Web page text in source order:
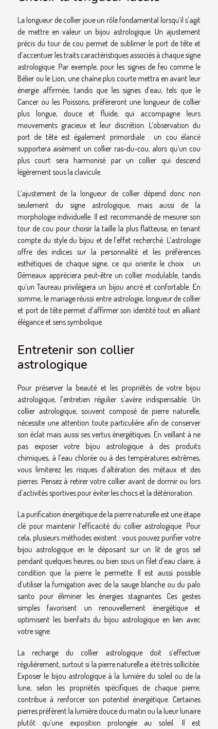
La longueur de collier joue un rôle fondamental lorsqu’il s’agit
de mettre en valeur un bijou astrologique. Un ajustement
précis du tour de cou permet de sublimer le port de tête et
d’accentuer les traits caractéristiques associés à chaque signe
astrologique. Par exemple, pour les signes de feu comme le
Bélier ou le Lion, une chaîne plus courte mettra en avant leur
énergie affirmée, tandis que les signes d’eau, tels que le
Cancer ou les Poissons, préféreront une longueur de collier
plus longue, douce et fluide, qui accompagne leurs
mouvements gracieux et leur discrétion. L’observation du
port de tête est également primordiale : un cou élancé
supportera aisément un collier ras-du-cou, alors qu’un cou
plus court sera harmonisé par un collier qui descend
légèrement sous la clavicule.
L’ajustement de la longueur de collier dépend donc non
seulement du signe astrologique, mais aussi de la
morphologie individuelle. Il est recommandé de mesurer son
tour de cou pour choisir la taille la plus flatteuse, en tenant
compte du style du bijou et de l’effet recherché. L’astrologie
offre des indices sur la personnalité et les préférences
esthétiques de chaque signe, ce qui oriente le choix : un
Gémeaux appréciera peut-être un collier modulable, tandis
qu’un Taureau privilégiera un bijou ancré et confortable. En
somme, le mariage réussi entre astrologie, longueur de collier
et port de tête permet d’affirmer son identité tout en alliant
élégance et sens symbolique.
Entretenir son collier
astrologique
Pour préserver la beauté et les propriétés de votre bijou
astrologique, l’entretien régulier s’avère indispensable. Un
collier astrologique, souvent composé de pierre naturelle,
nécessite une attention toute particulière afin de conserver
son éclat mais aussi ses vertus énergétiques. En veillant à ne
pas exposer votre bijou astrologique à des produits
chimiques, à l’eau chlorée ou à des températures extrêmes,
vous limiterez les risques d’altération des métaux et des
pierres. Pensez à retirer votre collier avant de dormir ou lors
d’activités sportives pour éviter les chocs et la détérioration.
La purification énergétique de la pierre naturelle est une étape
clé pour maintenir l’efficacité du collier astrologique. Pour
cela, plusieurs méthodes existent : vous pouvez purifier votre
bijou astrologique en le déposant sur un lit de gros sel
pendant quelques heures, ou bien sous un filet d’eau claire, à
condition que la pierre le permette. Il est aussi possible
d’utiliser la fumigation avec de la sauge blanche ou du palo
santo pour éliminer les énergies stagnantes. Ces gestes
simples favorisent un renouvellement énergétique et
optimisent les bienfaits du bijou astrologique en lien avec
votre signe.
La recharge du collier astrologique doit s’effectuer
régulièrement, surtout si la pierre naturelle a été très sollicitée.
Exposer le bijou astrologique à la lumière du soleil ou de la
lune, selon les propriétés spécifiques de chaque pierre,
contribue à renforcer son potentiel énergétique. Certaines
pierres préfèrent la lumière douce du matin ou la lueur lunaire
plutôt qu’une exposition prolongée au soleil. Il est